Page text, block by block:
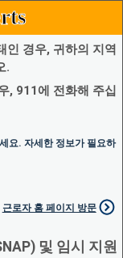
인 경우, 귀하의 지역
.
, 911에 전화해 주십
요. 자세한 정보가 필요하
근로자 홈 페이지 방문
및 임시 지원